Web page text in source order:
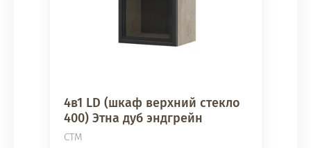
4в1 LD (шкаф верхний стекло
400) Этна дуб эндгрейн
СТМ